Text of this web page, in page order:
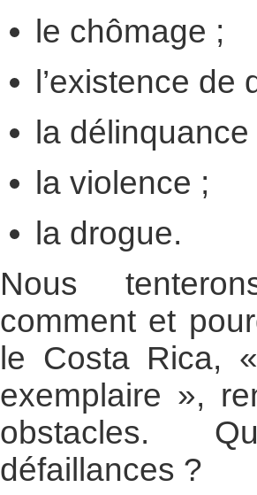
le chômage ;
l’existence
la délinquance
la violence ;
la drogue.
Nous
comment et
le Costa Rica,
exemplaire »,
obstacles.
défaillances ?